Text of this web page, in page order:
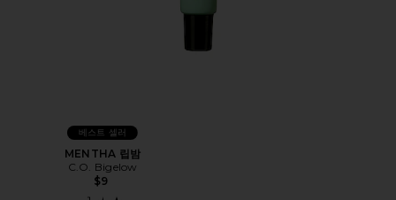
베스트 셀러
MENTHA 립밤
C.O. Bigelow
$9